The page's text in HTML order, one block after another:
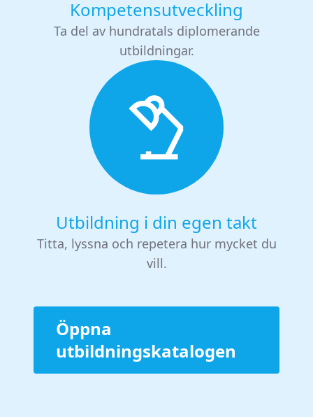
Kompetensutveckling
Ta del av hundratals diplomerande
utbildningar.
Utbildning i din egen takt
Titta, lyssna och repetera hur mycket du
vill.
Öppna
utbildningskatalogen